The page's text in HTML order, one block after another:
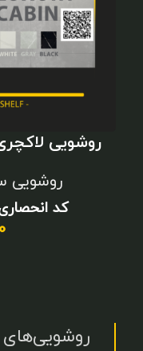
روشویی
روشویی
کد
0
روشویی‌های